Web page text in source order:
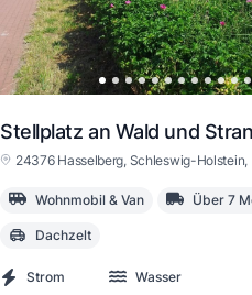
Stellplatz an Wald und
24376 Hasselberg , Schleswig-Holstein
Wohnmobil & Van Über 7
Dachzelt
Strom
Wasser